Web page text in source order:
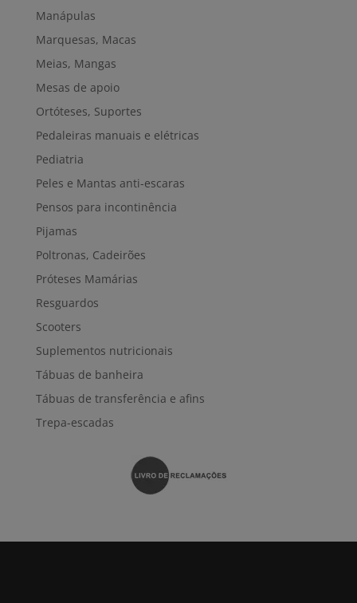
Manápulas
Marquesas, Macas
Meias, Mangas
Mesas de apoio
Ortóteses, Suportes
Pedaleiras manuais e elétricas
Pediatria
Peles e Mantas anti-escaras
Pensos para incontinência
Pijamas
Poltronas, Cadeirões
Próteses Mamárias
Resguardos
Scooters
Suplementos nutricionais
Tábuas de banheira
Tábuas de transferência e afins
Trepa-escadas